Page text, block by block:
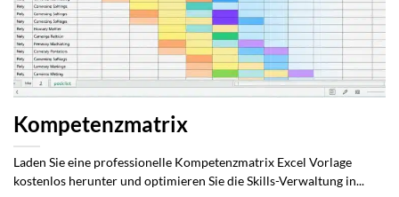
Kompetenzmatrix
Laden Sie eine professionelle Kompetenzmatrix Excel Vorlage
kostenlos herunter und optimieren Sie die Skills-Verwaltung in...